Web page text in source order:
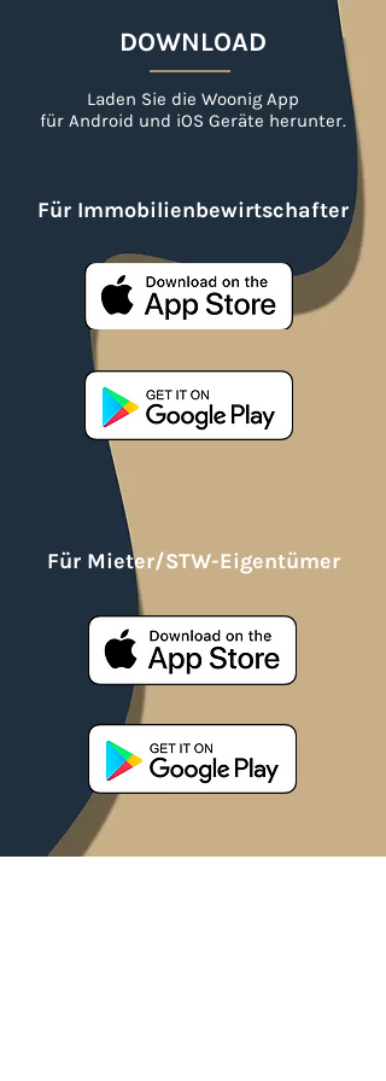
Für Immobilienbewirtschafter
Für Mieter/STW-Eigentümer
DOWNLOAD
Laden Sie die Woonig App
für Android und iOS Geräte herunter.